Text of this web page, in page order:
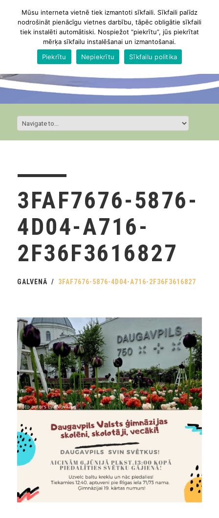
3FAF7676-5876-
4D04-A716-
2F36F3616827
GALVENĀ 3FAF7676-5876-4D04-A716-2F36F3616827
Mūsu interneta vietnē tiek izmantoti sīkfaili. Sīkfaili palīdz
nodrošināt pienācīgu vietnes darbību, tāpēc obligātie sīkfaili
tiek instalēti automātiski. Nospiežot “piekrītu”, jūs piekrītat
mērķa sīkfailu instalēšanai un izmantošanai.
Piekrītu
Nepiekrītu Sīkfailu politika